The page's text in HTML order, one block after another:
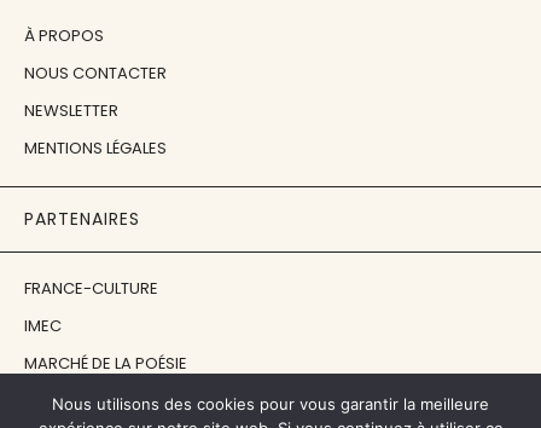
À PROPOS
NOUS CONTACTER
NEWSLETTER
MENTIONS LÉGALES
PARTENAIRES
FRANCE-CULTURE
IMEC
MARCHÉ DE LA POÉSIE
ÉCOLE ESTIENNE
Nous utilisons des cookies pour vous garantir la meilleure